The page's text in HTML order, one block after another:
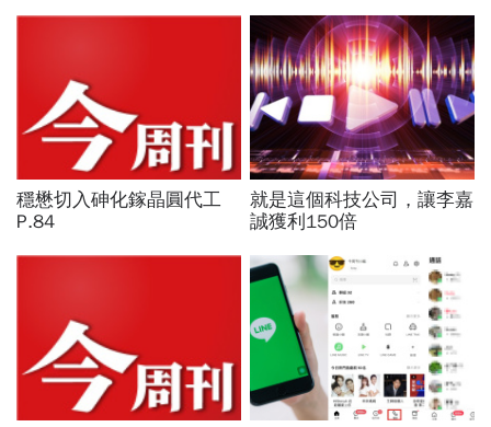
穩懋切入砷化鎵晶圓代工
P.84
就是這個科技公司，讓李嘉
誠獲利150倍